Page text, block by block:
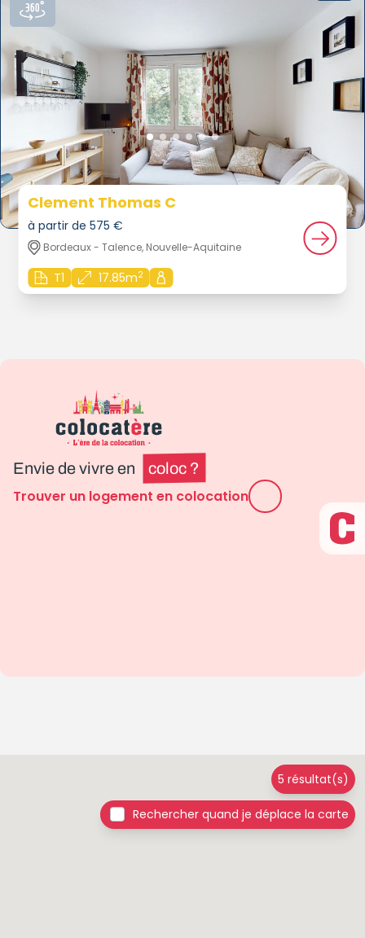
Clement Thomas C
à partir de 575 €
Bordeaux - Talence, Nouvelle-Aquitaine
T1 17.85m2
Envie de vivre en coloc ?
Trouver un logement en colocation
5 résultat(s)
Rechercher quand je déplace la carte